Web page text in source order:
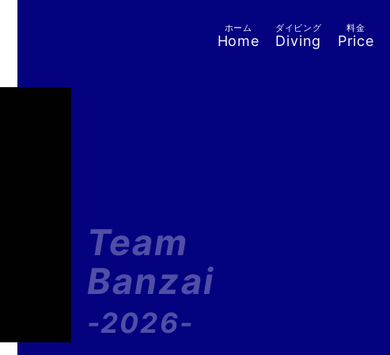
ホーム
Home
ダイビング
Diving
料金
Price
Team
Banzai
-2026-